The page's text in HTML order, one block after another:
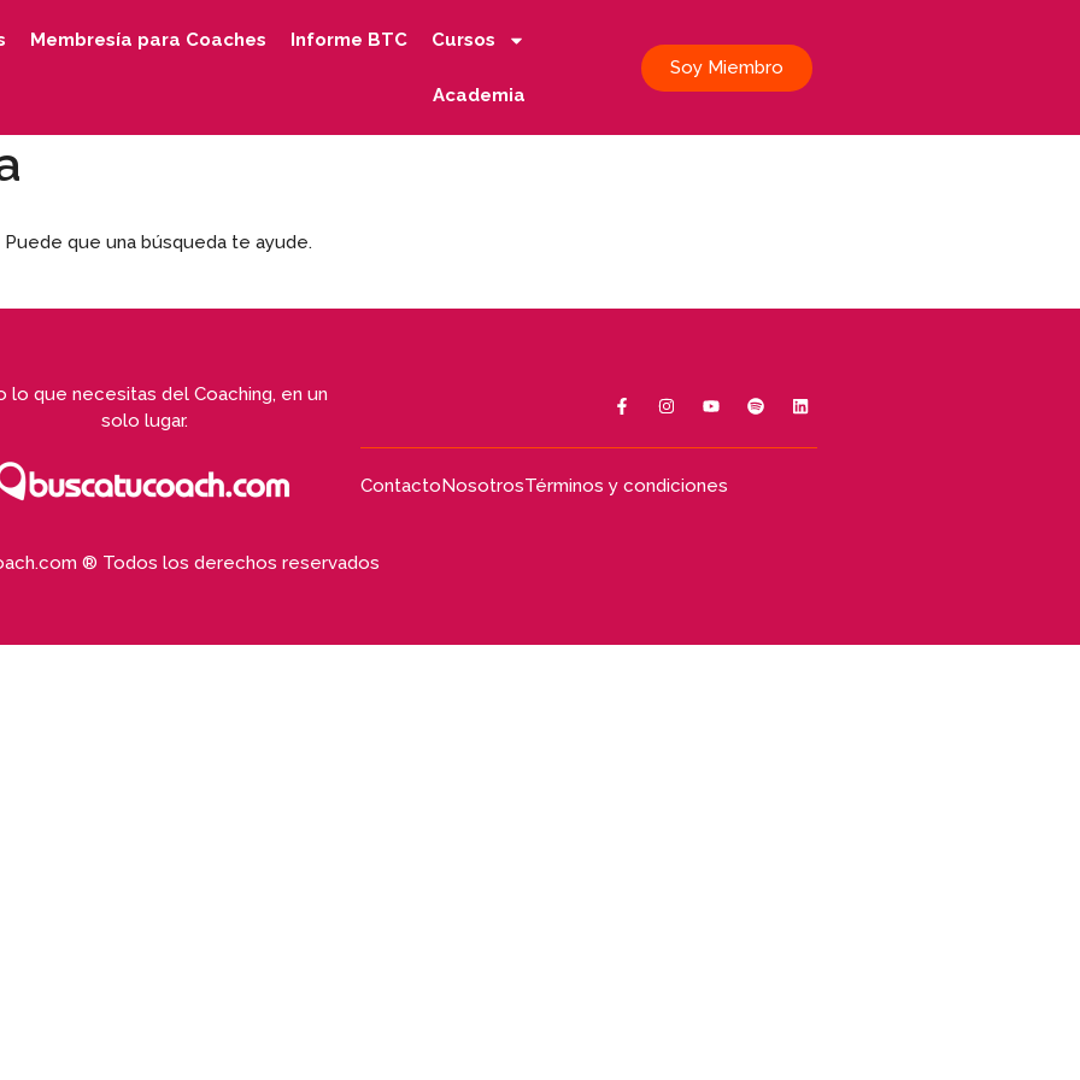
Membresía para Coaches Informe BTC Cursos
Academia
Soy Miembro
que una búsqueda te ayude.
lo que necesitas del Coaching, en un
solo lugar.
ContactoNosotrosTérminos y condiciones
® Todos los derechos reservados